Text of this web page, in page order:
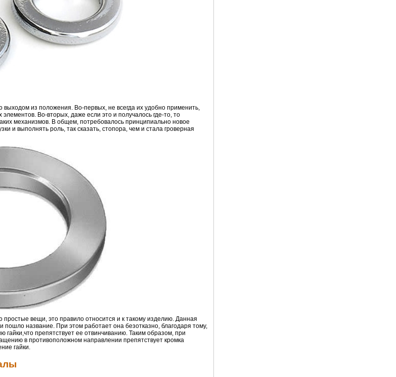
из положения. Во-первых, не всегда их удобно применить,
Во-вторых, даже если это и получалось где-то, то
механизмов. В общем, потребовалось принципиально новое
и выполнять роль, так сказать, стопора, чем и стала гроверная
простые вещи, это правило относится и к такому изделию. Данная
пошло название. При этом работает она безотказно, благодаря тому,
препятствует ее отвинчиванию. Таким образом, при
в противоположном направлении препятствует кромка
гайки.